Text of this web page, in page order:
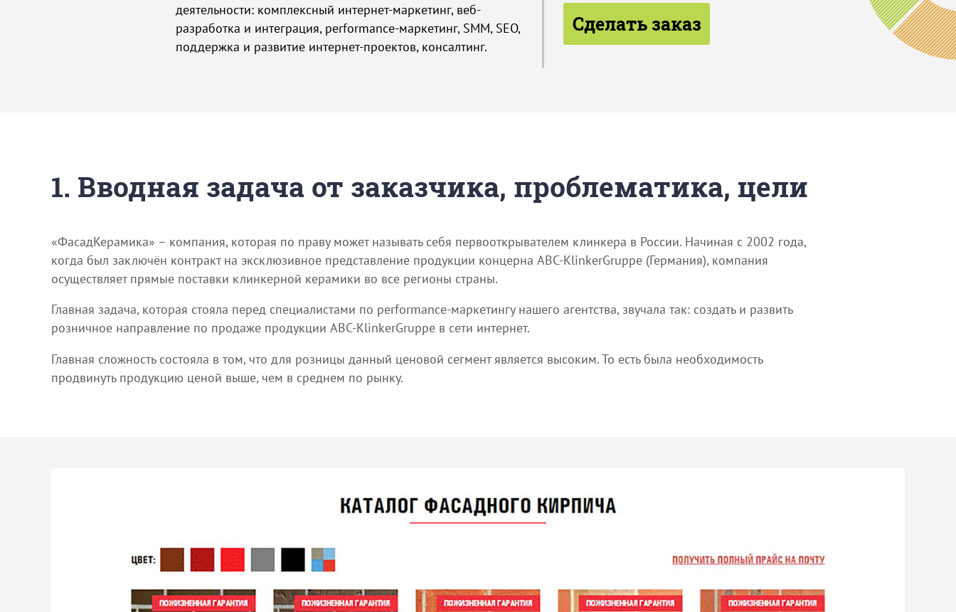
деятельности: комплексный интернет-маркетинг, веб-
разработка и интеграция, performance-маркетинг, SMM, SEO,
поддержка и развитие интернет-проектов, консалтинг.
Сделать заказ
1. Вводная задача от заказчика, проблематика, цели
«ФасадКерамика» – компания, которая по праву может называть себя первооткрывателем клинкера в России. Начиная с 2002 года,
когда был заключён контракт на эксклюзивное представление продукции концерна ABC-KlinkerGruppe (Германия), компания
осуществляет прямые поставки клинкерной керамики во все регионы страны.
Главная задача, которая стояла перед специалистами по performance-маркетингу нашего агентства, звучала так: создать и развить
розничное направление по продаже продукции ABC-KlinkerGruppe в сети интернет.
Главная сложность состояла в том, что для розницы данный ценовой сегмент является высоким. То есть была необходимость
продвинуть продукцию ценой выше, чем в среднем по рынку.